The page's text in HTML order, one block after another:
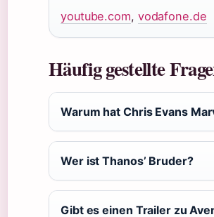
youtube.com, vodafone.de
Häufig gestellte
Warum hat Chris Evans
Wer ist Thanos’ Bruder?
Gibt es einen Trailer zu